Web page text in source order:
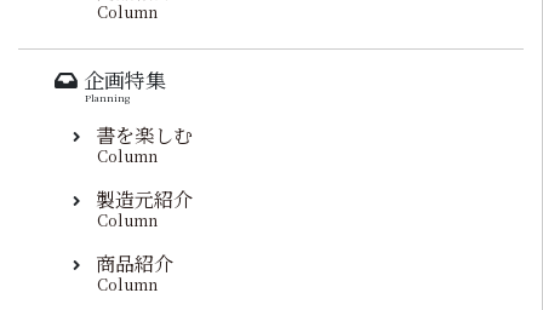
Column
企画特集
Planning
書を楽しむ
Column
製造元紹介
Column
商品紹介
Column